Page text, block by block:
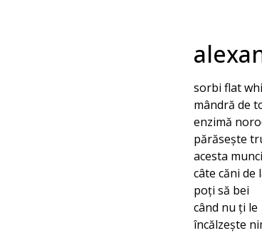
sorbi flat
mândră de
enzimă
părăsește
acesta
câte căni de
poți să bei
când nu ți le
încălzește